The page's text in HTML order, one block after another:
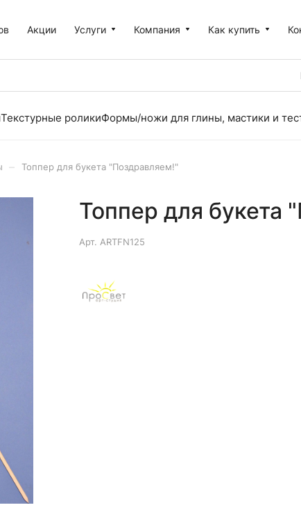
Акции Услуги Компания Как купить
Текстурные роликиФормы/ножи для глины, мастики и
Топпер для букета "Поздравляем!"
Топпер для букета
Арт. ARTFN125